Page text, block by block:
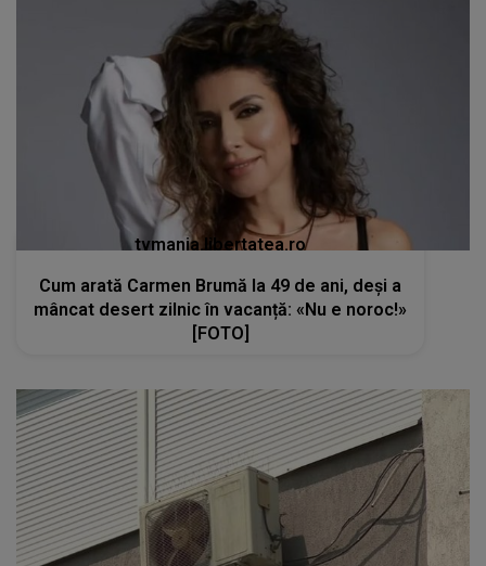
tvmania.libertatea.ro
Cum arată Carmen Brumă la 49 de ani, deși a
mâncat desert zilnic în vacanță: «Nu e noroc!»
[FOTO]